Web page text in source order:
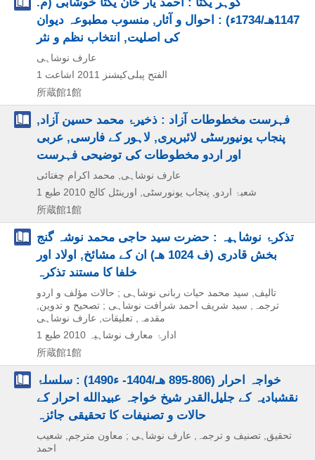
1147هـ/1734ء) : احوال و آثار, منسوب مطبوعہ دیوان
کی اصلیت, انتخاب نظم و نثر
عارف نوشاہی
الفتح پبلی‌کیشنز
2011 اشاعت 1
所蔵館1館
فہرست مخطوطات آزاد : ذخیرۂ محمد حسین آزاد,
پنجاب یونیورسٹی لائبریری, لاہور کے فارسی, عربی
اور اردو مخطوطات کی توضیحی فہرست
عارف نوشاہی, محمد اکرام چغتائی
شعبۂ اردو, پنجاب یونورسٹی, اورینٹل کالج 2010 طبع 1
所蔵館1館
تذکرۂ نوشاہیہ : حضرت سید حاجی محمد نوشہ گنج
بخش قادری (ف 1024 هـ) ان کے مشائخ, اولاد اور
خلفا کا مستند تذکرہ
تالیف, سید محمد حیات ربانی نوشاہی ; حالات مؤلف و اردو
ترجمہ, سید شریف احمد شرافت نوشاہی ; تصحیح و تدوین,
مقدمہ, تعلیقات, عارف نوشاہی
ادارۂ معارف نوشاہیہ
2010 طبع 1
所蔵館1館
خواجہ احرار (806-895 هـ/1404- ء1490) : سلسلۂ
نقشبادیہ کے جلیل‌القدر شیخ خواجہ عبید‌الله احرار کے
حالات و تصنیفات کا تحقیقی جائزہ
تحقیق, تصنیف و ترجمہ, عارف نوشاہی ; معاون مترجم, شعیب
احمد